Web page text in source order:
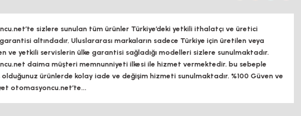
sizlere sunulan tüm ürünler Türkiye’deki yetkili ithalatçı ve üretici
altındadır, Uluslararası markaların sadece Türkiye için üretilen veya
ve yetkili servislerin ülke garantisi sağladığı modelleri sizlere sunulmaktadır.
daima müşteri memnunniyeti ilkesi ile hizmet vermektedir. bu sebeple
olduğunuz ürünlerde kolay iade ve değişim hizmeti sunulmaktadır. %100 Güven ve
otomasyoncu.net’te...